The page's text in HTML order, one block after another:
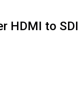
HDMI to SDI